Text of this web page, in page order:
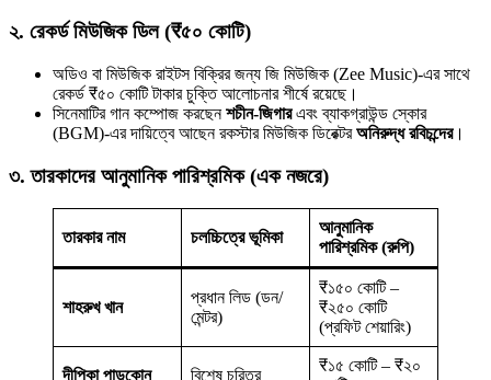
২. রেকর্ড মিউজিক ডিল (₹৫০ কোটি)
অডিও বা মিউজিক রাইটস বিক্রির জন্য জি মিউজিক (Zee Music)-এর সাথে
রেকর্ড ₹৫০ কোটি টাকার চুক্তি আলোচনার শীর্ষে রয়েছে।
সিনেমাটির গান কম্পোজ করছেনশচীন-জিগারএবং ব্যাকগ্রাউন্ড স্কোর
(BGM)-এর দায়িত্বে আছেন রকস্টার মিউজিক ডিরেক্টরঅনিরুদ্ধ রবিচন্দের।
৩. তারকাদের আনুমানিক পারিশ্রমিক (এক নজরে)
তারকার নাম চলচ্চিত্রে ভূমিকা
আনুমানিক
পারিশ্রমিক (রুপি)
শাহরুখ খান
প্রধান লিড (ডন/
মেন্টর)
₹১৫০ কোটি –
₹২৫০ কোটি
(প্রফিট শেয়ারিং)
দীপিকা পাড়ুকোন বিশেষ চরিত্র
₹১৫ কোটি – ₹২০